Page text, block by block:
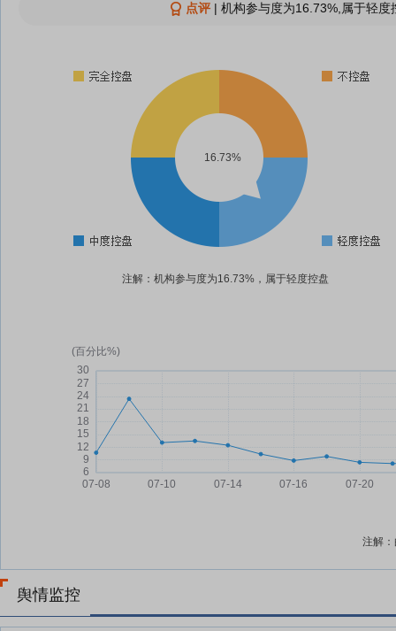
点评| 机构参与度为16.73%,属于轻
16.73%
注解：机构参与度为16.73%，属于轻度控盘
注解
舆情监控